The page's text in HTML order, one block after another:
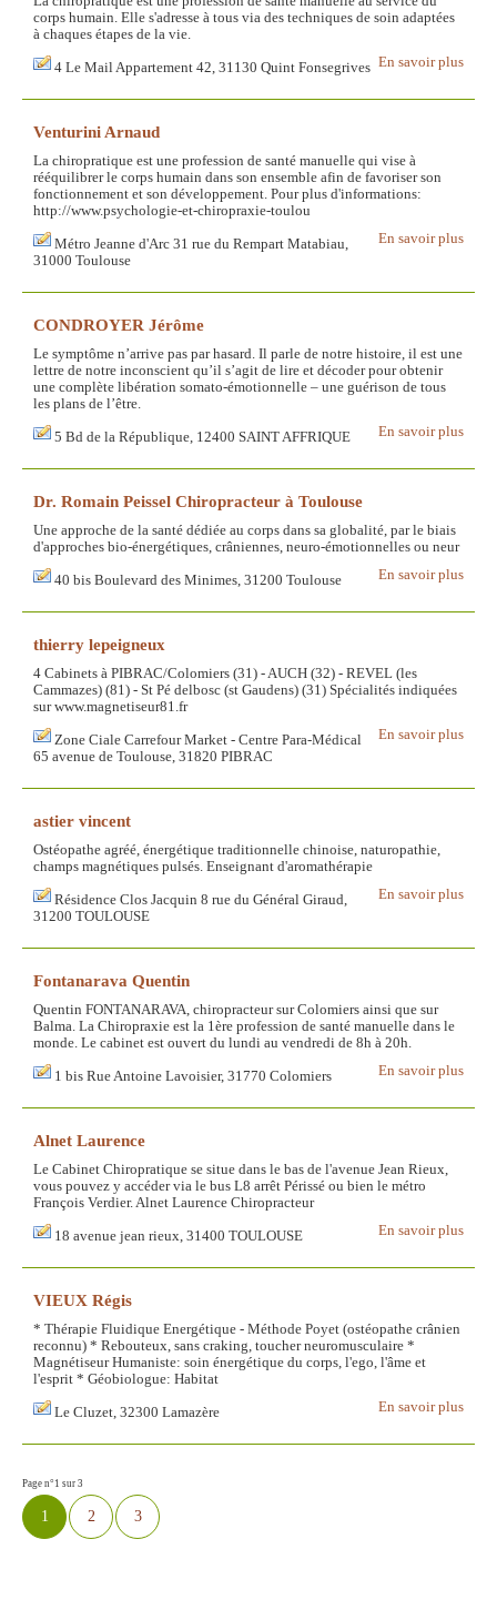
corps humain. Elle s'adresse à tous via des techniques de soin adaptées
à chaques étapes de la vie.
En savoir plus
4 Le Mail Appartement 42, 31130 Quint Fonsegrives
Venturini Arnaud
La chiropratique est une profession de santé manuelle qui vise à
rééquilibrer le corps humain dans son ensemble afin de favoriser son
fonctionnement et son développement. Pour plus d'informations:
http://www.psychologie-et-chiropraxie-toulou
En savoir plus
Métro Jeanne d'Arc 31 rue du Rempart Matabiau,
31000 Toulouse
CONDROYER Jérôme
Le symptôme n’arrive pas par hasard. Il parle de notre histoire, il est une
lettre de notre inconscient qu’il s’agit de lire et décoder pour obtenir
une complète libération somato-émotionnelle – une guérison de tous
les plans de l’être.
En savoir plus
5 Bd de la République, 12400 SAINT AFFRIQUE
Dr. Romain Peissel Chiropracteur à Toulouse
Une approche de la santé dédiée au corps dans sa globalité, par le biais
d'approches bio-énergétiques, crâniennes, neuro-émotionnelles ou neur
En savoir plus
40 bis Boulevard des Minimes, 31200 Toulouse
thierry lepeigneux
4 Cabinets à PIBRAC/Colomiers (31) - AUCH (32) - REVEL (les
Cammazes) (81) - St Pé delbosc (st Gaudens) (31) Spécialités indiquées
sur www.magnetiseur81.fr
En savoir plus
Zone Ciale Carrefour Market - Centre Para-Médical
65 avenue de Toulouse, 31820 PIBRAC
astier vincent
Ostéopathe agréé, énergétique traditionnelle chinoise, naturopathie,
champs magnétiques pulsés. Enseignant d'aromathérapie
En savoir plus
Résidence Clos Jacquin 8 rue du Général Giraud,
31200 TOULOUSE
Fontanarava Quentin
Quentin FONTANARAVA, chiropracteur sur Colomiers ainsi que sur
Balma. La Chiropraxie est la 1ère profession de santé manuelle dans le
monde. Le cabinet est ouvert du lundi au vendredi de 8h à 20h.
En savoir plus
1 bis Rue Antoine Lavoisier, 31770 Colomiers
Alnet Laurence
Le Cabinet Chiropratique se situe dans le bas de l'avenue Jean Rieux,
vous pouvez y accéder via le bus L8 arrêt Périssé ou bien le métro
François Verdier. Alnet Laurence Chiropracteur
En savoir plus
18 avenue jean rieux, 31400 TOULOUSE
VIEUX Régis
* Thérapie Fluidique Energétique - Méthode Poyet (ostéopathe crânien
reconnu) * Rebouteux, sans craking, toucher neuromusculaire *
Magnétiseur Humaniste: soin énergétique du corps, l'ego, l'âme et
l'esprit * Géobiologue: Habitat
En savoir plus
Le Cluzet, 32300 Lamazère
Page n°1 sur 3
1 2 3